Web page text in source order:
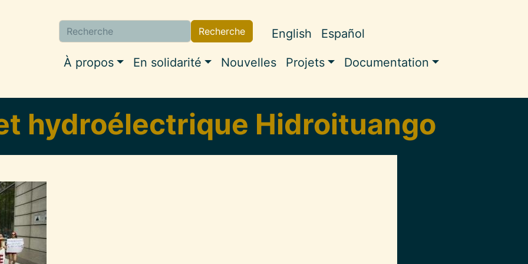
Navigation principale
À propos En solidarité Nouvelles Projets Documentation
Recherche English Español
hydroélectrique Hidroituango